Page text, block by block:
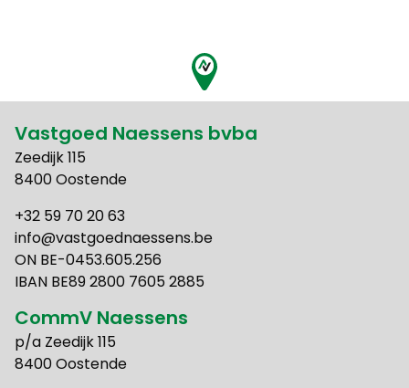
Vastgoed Naessens bvba
Zeedijk 115
8400 Oostende
+32 59 70 20 63
info@vastgoednaessens.be
ON BE-0453.605.256
IBAN BE89 2800 7605 2885
CommV Naessens
p/a Zeedijk 115
8400 Oostende